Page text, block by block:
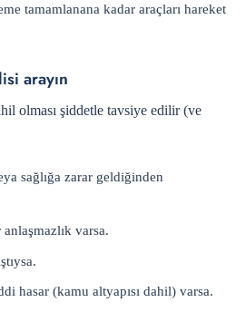
tamamlanana kadar araçları hareket
arayın
olması şiddetle tavsiye edilir (ve
sağlığa zarar geldiğinden
varsa.
hasar (kamu altyapısı dahil) varsa.